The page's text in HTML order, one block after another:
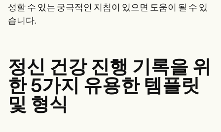
성할 수 있는 궁극적인 지침이 있으면 도움이 될 수 있
습니다.
정신 건강 진행 기록을 위
한 5가지 유용한 템플릿
및 형식